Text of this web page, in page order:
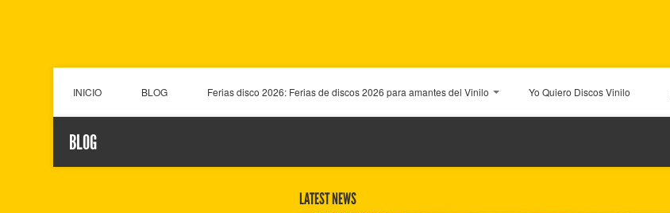
INICIO BLOG Ferias disco 2026: Ferias de discos 2026 para amantes del Vinilo Yo Quiero Discos Vinilo
BLOG
LATEST NEWS